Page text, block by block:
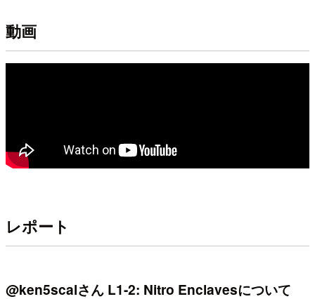
動画
レポート
@ken5scalさん L1-2: Nitro Enclavesについて